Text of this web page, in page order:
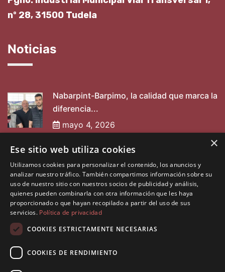
nº 28, 31500 Tudela
Noticias
Nabarpint-Barpimo, la calidad que marca la
diferencia...
mayo 4, 2026
mayo 2, 2025
©2026 Diseñado por
×
Ese sitio web utiliza cookies
Utilizamos cookies para personalizar el contenido, los anuncios y
analizar nuestro tráfico. También compartimos información sobre su
uso de nuestro sitio con nuestros socios de publicidad y análisis,
quienes pueden combinarla con otra información que les haya
proporcionado o que hayan recopilado a partir del uso de sus
servicios. Política de privacidad
COOKIES ESTRICTAMENTE NECESARIAS
COOKIES DE RENDIMIENTO